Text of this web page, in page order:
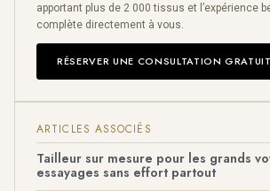
apportant plus de 2 000 tissus et l’expérience
complète directement à vous.
RÉSERVER UNE CONSULTATION
ARTICLES ASSOCIÉS
Tailleur sur mesure pour les grands
essayages sans effort partout